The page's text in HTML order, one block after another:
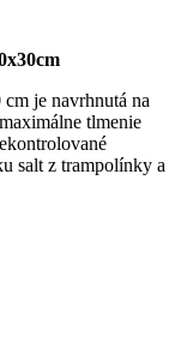
je navrhnutá na
tlmenie
salt z trampolínky a